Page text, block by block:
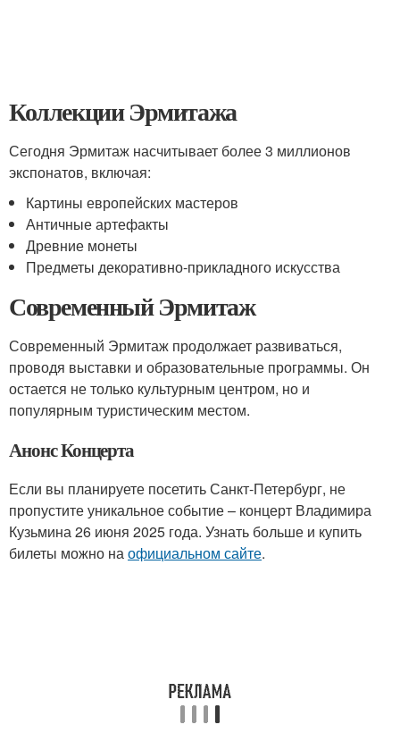
Коллекции Эрмитажа
Сегодня Эрмитаж насчитывает более 3 миллионов
экспонатов, включая:
Картины европейских мастеров
Античные артефакты
Древние монеты
Предметы декоративно-прикладного искусства
Современный Эрмитаж
Современный Эрмитаж продолжает развиваться,
проводя выставки и образовательные программы. Он
остается не только культурным центром, но и
популярным туристическим местом.
Анонс Концерта
Если вы планируете посетить Санкт-Петербург, не
пропустите уникальное событие – концерт Владимира
Кузьмина 26 июня 2025 года. Узнать больше и купить
билеты можно наофициальном сайте.